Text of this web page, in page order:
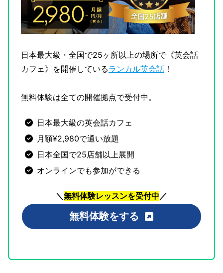
日本最大級・全国で25ヶ所以上の場所で《英会話
カフェ》を開催しているランカル英会話 ！
無料体験は全ての開催拠点で受付中。
日本最大級の英会話カフェ
月額¥2,980で通い放題
日本全国で25店舗以上展開
オンラインでも参加ができる
＼無料体験レッスンを受付中／
無料体験をする